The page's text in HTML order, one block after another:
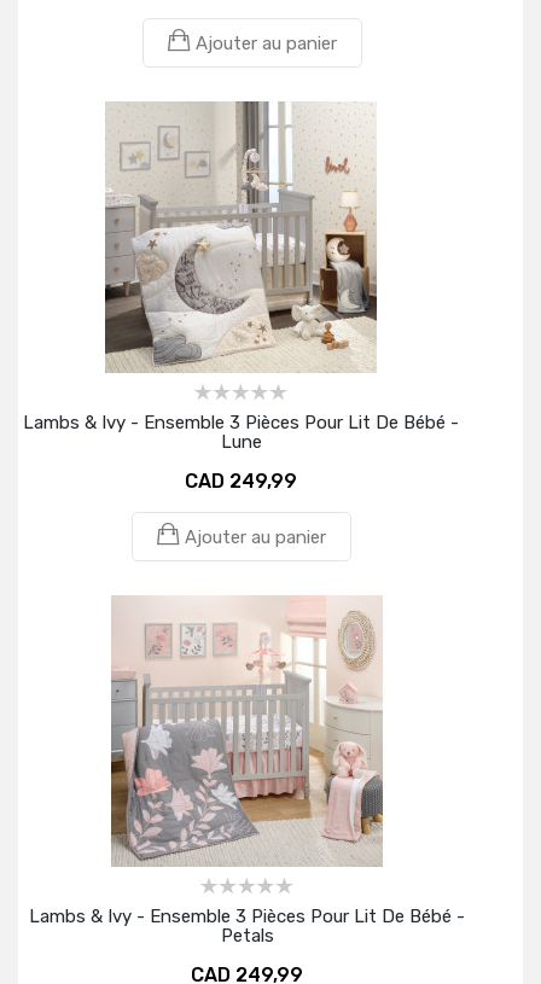
Ajouter au panier
Lambs & Ivy - Ensemble 3 Pièces Pour Lit De Bébé -
Lune
CAD 249,99
Ajouter au panier
Lambs & Ivy - Ensemble 3 Pièces Pour Lit De Bébé -
Petals
CAD 249,99